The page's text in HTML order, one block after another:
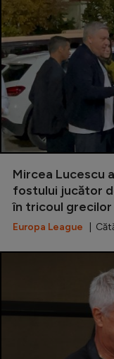
Mircea Lucescu
fostului jucător
în tricoul grecilor
Europa League |